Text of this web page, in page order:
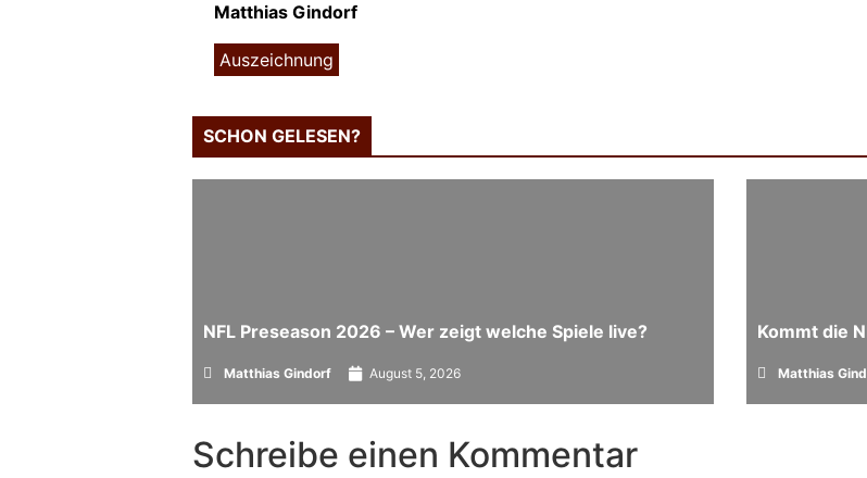
Matthias Gindorf
Auszeichnung
SCHON GELESEN?
NFL Preseason 2026 – Wer zeigt welche Spiele live?
Matthias Gindorf August 5, 2026
Kommt die
Matthias
Schreibe einen Kommentar